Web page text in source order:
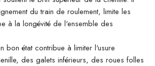
du train de roulement, limite les
à la longévité de l'ensemble des
bon état contribue à limiter l'usure
des galets inférieurs, des roues folles